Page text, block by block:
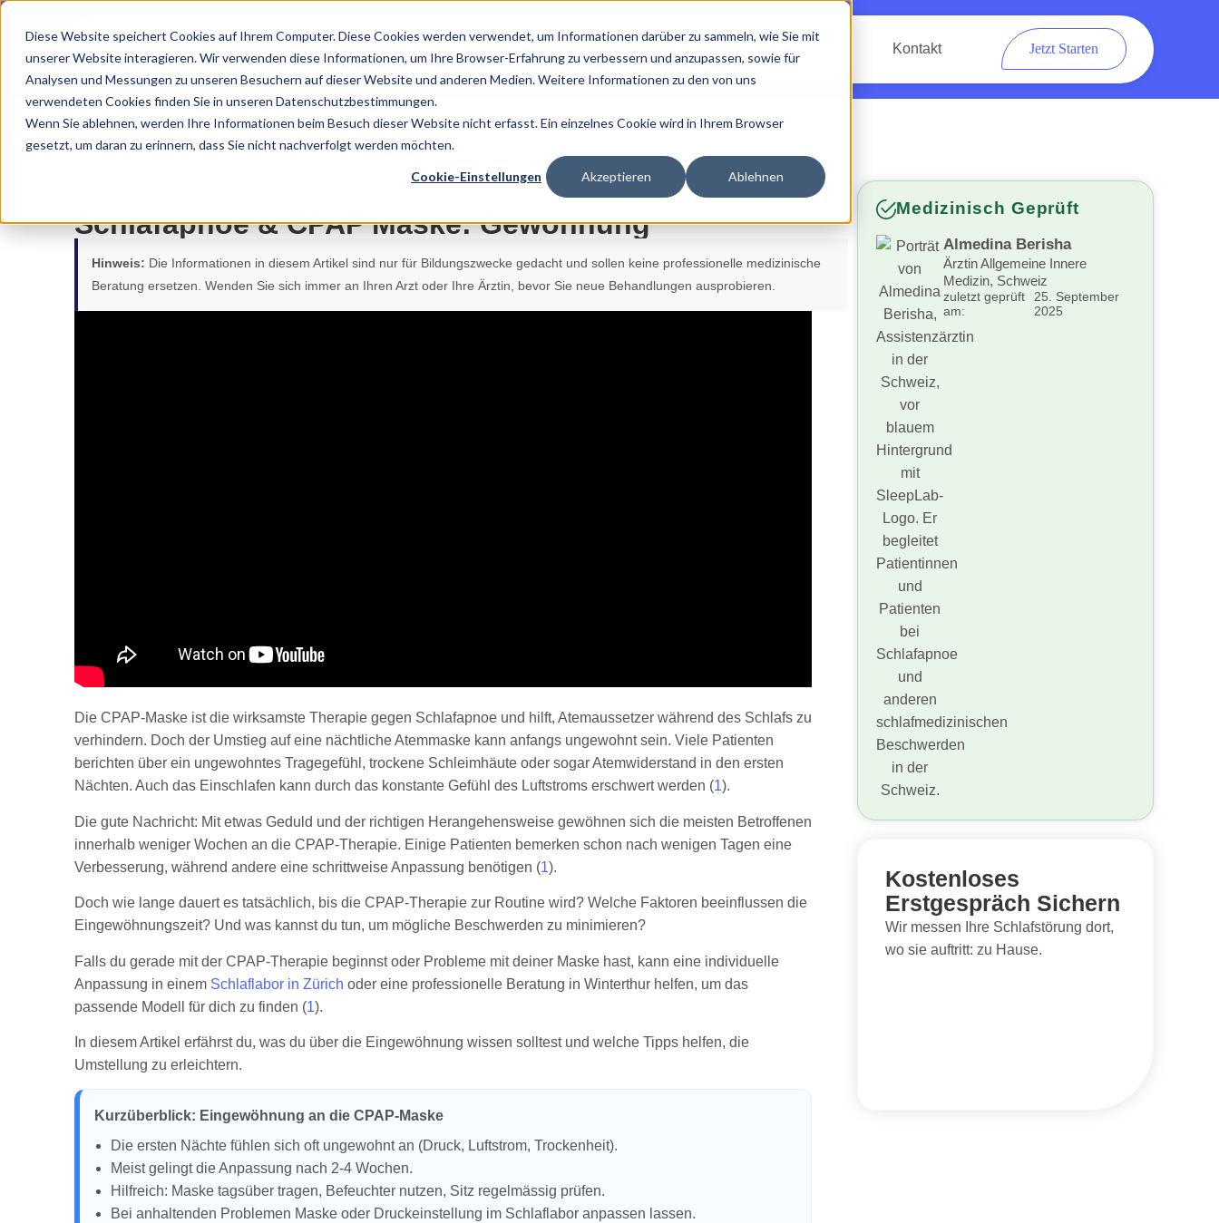
Diese Website speichert Cookies auf Ihrem Computer. Diese Cookies werden verwendet, um Informationen darüber zu sammeln, wie Sie mit
unserer Website interagieren. Wir verwenden diese Informationen, um Ihre Browser-Erfahrung zu verbessern und anzupassen, sowie für
Analysen und Messungen zu unseren Besuchern auf dieser Website und anderen Medien. Weitere Informationen zu den von uns
verwendeten Cookies finden Sie in unseren Datenschutzbestimmungen.
Wenn Sie ablehnen, werden Ihre Informationen beim Besuch dieser Website nicht erfasst. Ein einzelnes Cookie wird in Ihrem Browser
gesetzt, um daran zu erinnern, dass Sie nicht nachverfolgt werden möchten.
Cookie-Einstellungen Akzeptieren Ablehnen
Kontakt Jetzt Starten
Schlafapnoe & CPAP Maske: Gewöhnung
Hinweis: Die Informationen in diesem Artikel sind nur für Bildungszwecke gedacht und sollen keine professionelle medizinische
Beratung ersetzen. Wenden Sie sich immer an Ihren Arzt oder Ihre Ärztin, bevor Sie neue Behandlungen ausprobieren.
Die CPAP-Maske ist die wirksamste Therapie gegen Schlafapnoe und hilft, Atemaussetzer während des Schlafs zu
verhindern. Doch der Umstieg auf eine nächtliche Atemmaske kann anfangs ungewohnt sein. Viele Patienten
berichten über ein ungewohntes Tragegefühl, trockene Schleimhäute oder sogar Atemwiderstand in den ersten
Nächten. Auch das Einschlafen kann durch das konstante Gefühl des Luftstroms erschwert werden (1).
Die gute Nachricht: Mit etwas Geduld und der richtigen Herangehensweise gewöhnen sich die meisten Betroffenen
innerhalb weniger Wochen an die CPAP-Therapie. Einige Patienten bemerken schon nach wenigen Tagen eine
Verbesserung, während andere eine schrittweise Anpassung benötigen (1).
Doch wie lange dauert es tatsächlich, bis die CPAP-Therapie zur Routine wird? Welche Faktoren beeinflussen die
Eingewöhnungszeit? Und was kannst du tun, um mögliche Beschwerden zu minimieren?
Falls du gerade mit der CPAP-Therapie beginnst oder Probleme mit deiner Maske hast, kann eine individuelle
Anpassung in einem Schlaflabor in Zürich oder eine professionelle Beratung in Winterthur helfen, um das
passende Modell für dich zu finden (1).
In diesem Artikel erfährst du, was du über die Eingewöhnung wissen solltest und welche Tipps helfen, die
Umstellung zu erleichtern.
Kurzüberblick: Eingewöhnung an die CPAP-Maske
Die ersten Nächte fühlen sich oft ungewohnt an (Druck, Luftstrom, Trockenheit).
Meist gelingt die Anpassung nach 2-4 Wochen.
Hilfreich: Maske tagsüber tragen, Befeuchter nutzen, Sitz regelmässig prüfen.
Bei anhaltenden Problemen Maske oder Druckeinstellung im Schlaflabor anpassen lassen.
Medizinisch Geprüft
Almedina Berisha
Ärztin Allgemeine Innere
Medizin, Schweiz
zuletzt geprüft
am:
25. September
2025
Kostenloses
Erstgespräch Sichern
Wir messen Ihre Schlafstörung dort,
wo sie auftritt: zu Hause.